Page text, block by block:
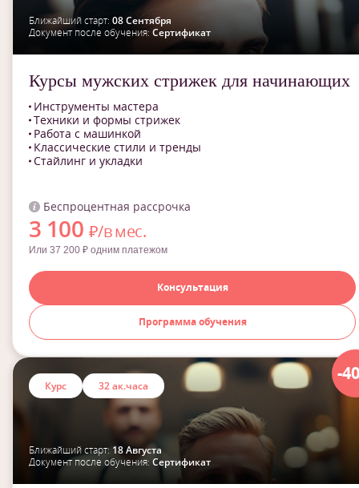
Ближайший старт: 08 Сентября
Документ после обучения: Сертификат
Курсы мужских стрижек для начинающих
Инструменты мастера
Техники и формы стрижек
Работа с машинкой
Классические стили и тренды
Стайлинг и укладки
Беспроцентная рассрочка
3 100 ₽/в мес.
Или 37 200 ₽ одним платежом
Консультация
Программа обучения
-
Курс 32 ак.часа
Ближайший старт: 18 Августа
Документ после обучения: Сертификат